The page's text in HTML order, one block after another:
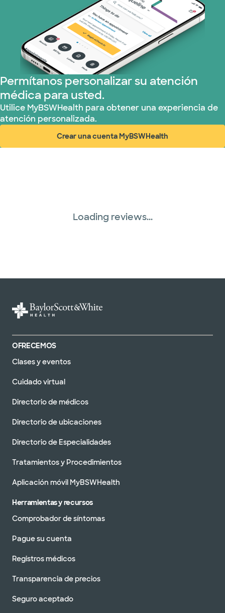
Permítanos personalizar su atención
médica para usted.
Utilice MyBSWHealth para obtener una experiencia de
atención personalizada.
Crear una cuenta MyBSWHealth
(abre en ventana nueva)
Loading reviews...
OFRECEMOS
Clases y eventos
Cuidado virtual
Directorio de médicos
Directorio de ubicaciones
Directorio de Especialidades
Tratamientos y Procedimientos
Aplicación móvil MyBSWHealth
Herramientas y recursos
Comprobador de síntomas
Pague su cuenta
Registros médicos
Transparencia de precios
Seguro aceptado